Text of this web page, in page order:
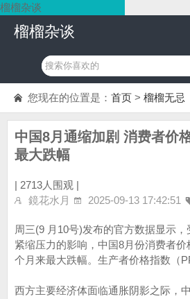
榴榴杂谈
榴榴杂谈
您现在的位置是： 首页 > 榴榴无忌
中国8月通缩加剧 消费者价
最大跌幅
| 2713人围观 |
鏡花水月
2025-09-13 17:42:51
周三(9 月10号)发布的官方数据显示
紧缩压力的影响，中国8月份消费者
个月来最大跌幅。生产者价格指数（
西方主要经济体面临通胀阴影之际，